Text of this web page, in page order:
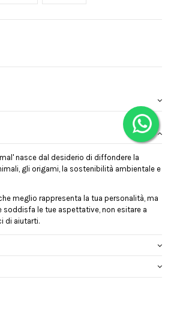
nasce dal desiderio di diffondere la
gli origami, la sostenibilità ambientale e
meglio rappresenta la tua personalità, ma
soddisfa le tue aspettative, non esitare a
di aiutarti.